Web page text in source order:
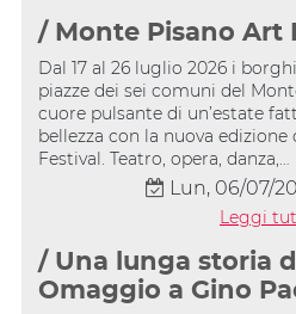
/ Monte Pisano Art
Dal 17 al 26 luglio 2026 i
piazze dei sei comuni del
cuore pulsante di un’estate
bellezza con la nuova
Festival. Teatro, opera, danza,…
Lun, 06/07/
Leggi
/ Una lunga storia
Omaggio a Gino